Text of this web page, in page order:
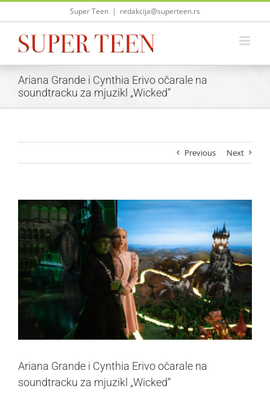
Skip
Super Teen | redakcija@superteen.rs
Ariana Grande i Cynthia Erivo očarale na
soundtracku za mjuzikl „Wicked“
Previous Next
View
Larger
Image
Ariana Grande i Cynthia Erivo očarale na
soundtracku za mjuzikl „Wicked“